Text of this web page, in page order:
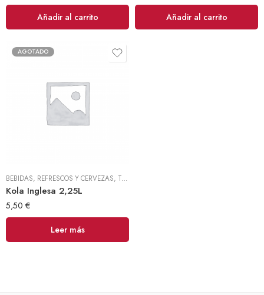
Añadir al carrito Añadir al carrito
AGOTADO
BEBIDAS, REFRESCOS Y CERVEZAS, TODOS
Kola Inglesa 2,25L
5,50 €
Leer más